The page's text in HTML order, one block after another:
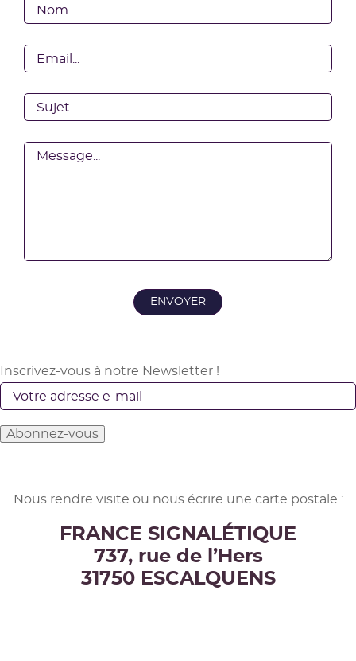
Votre
Votre
Sujet
Votre
Inscrivez-vous à notre Newsletter !
Nous rendre visite ou nous écrire une carte postale :
FRANCE SIGNALÉTIQUE
737, rue de l’Hers
31750 ESCALQUENS